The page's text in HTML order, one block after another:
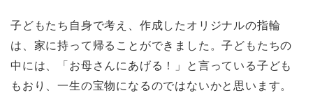
子どもたち自身で考え、作成したオリジナルの指輪
は、家に持って帰ることができました。子どもたちの
中には、「お母さんにあげる！」と言っている子ども
もおり、一生の宝物になるのではないかと思います。